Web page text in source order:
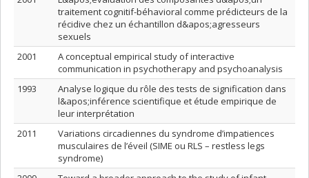
traitement cognitif-béhavioral comme prédicteurs de la
récidive chez un échantillon d&apos;agresseurs
sexuels
2001
A conceptual empirical study of interactive
communication in psychotherapy and psychoanalysis
1993
Analyse logique du rôle des tests de signification dans
l&apos;inférence scientifique et étude empirique de
leur interprétation
2011
Variations circadiennes du syndrome d’impatiences
musculaires de l’éveil (SIME ou RLS – restless legs
syndrome)